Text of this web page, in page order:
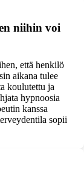
niihin voi
että henkilö
aikana tulee
koulutettu ja
hypnoosia
kanssa
sopii